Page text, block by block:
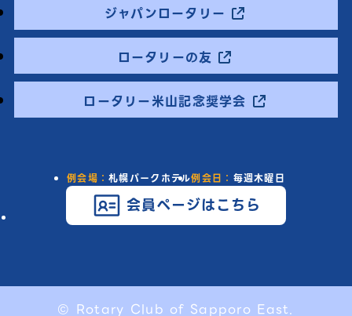
ジャパンロータリー
ロータリーの友
ロータリー米山記念奨学会
例会場：札幌パークホテル例会日： 毎週木曜日
会員ページはこちら
© Rotary Club of Sapporo East.